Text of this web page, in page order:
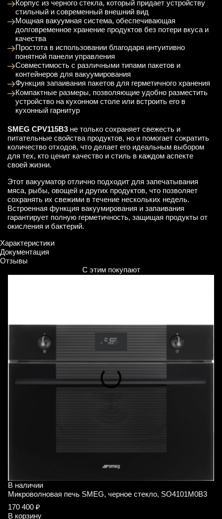
Корпус из черного стекла, который придает устройству
стильный и современный внешний вид
Мощная вакуумная система, обеспечивающая
долговременное хранение продуктов без потери вкуса и
качества
Простота в использовании благодаря интуитивно
понятной панели управления
Совместимость с различными типами пакетов и
контейнеров для вакуумирования
Функция запаивания пакетов для герметичного хранения
Компактные размеры, позволяющие удобно разместить
устройство на кухонном столе или встроить его в
кухонный гарнитур
SMEG CPV115B3 не только сохраняет свежесть и
питательные свойства продуктов, но и помогает сократить
количество отходов, что делает его идеальным выбором
для тех, кто ценит качество и стиль в каждом аспекте
своей жизни.
Этот вакууматор отлично подходит для запечатывания
мяса, рыбы, овощей и других продуктов, что позволяет
сохранять их свежими в течение нескольких недель.
Встроенная функция вакуумирования и запаивания
гарантирует полную герметичность, защищая продукты от
окисления и бактерий.
Характеристики
Документация
Отзывы
С этим покупают
В наличии
Микроволновая печь SMEG, черное стекло, SO4101M0B3
170 400 ₽
В корзину